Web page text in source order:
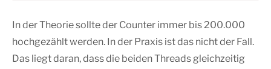
In der Theorie sollte der Counter immer bis 200.000
hochgezählt werden. In der Praxis ist das nicht der Fall.
Das liegt daran, dass die beiden Threads gleichzeitig